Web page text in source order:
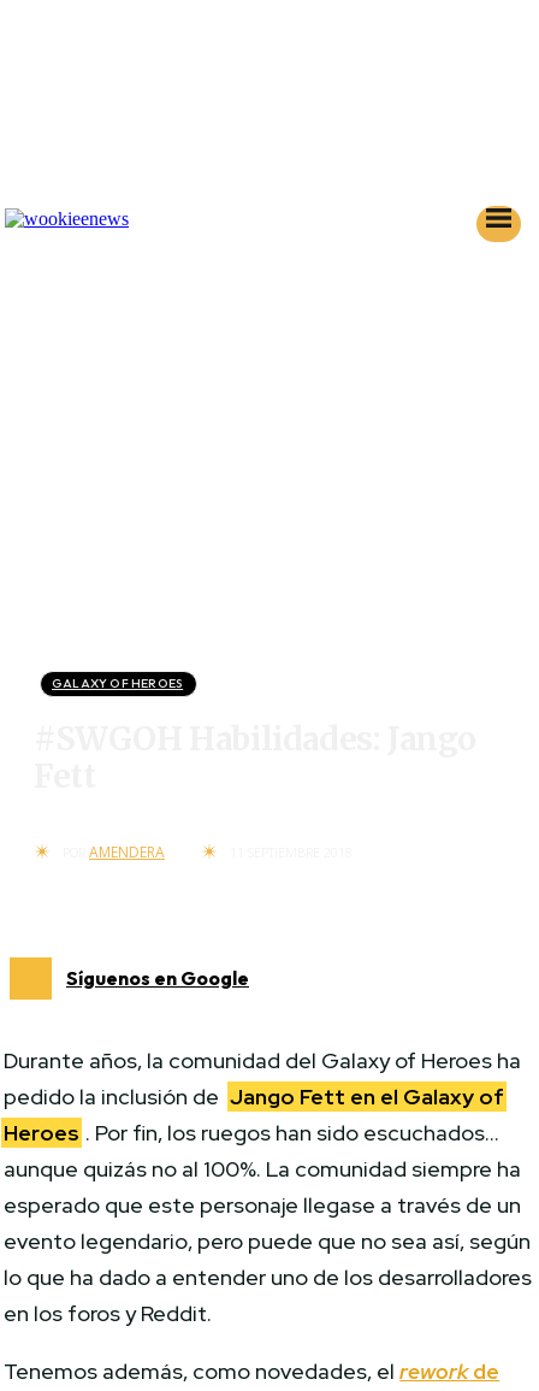
GALAXY OF HEROES
AMENDERA
Síguenos en Google
Durante años, la comunidad del Galaxy of Heroes ha
pedido la inclusión de Jango Fett en el Galaxy of
Heroes . Por fin, los ruegos han sido escuchados…
aunque quizás no al 100%. La comunidad siempre ha
esperado que este personaje llegase a través de un
evento legendario, pero puede que no sea así, según
lo que ha dado a entender uno de los desarrolladores
en los foros y Reddit.
Tenemos además, como novedades, elreworkde